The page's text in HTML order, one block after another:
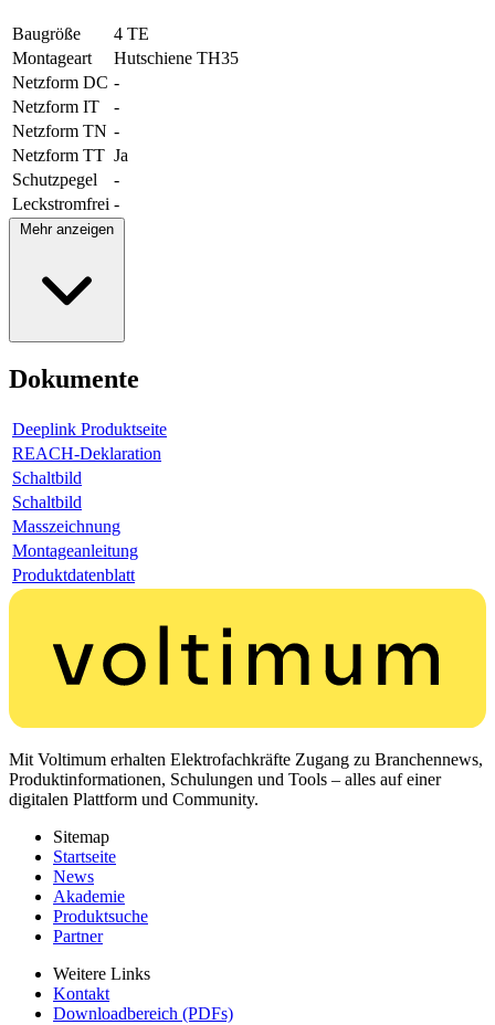
Baugröße
4 TE
Montageart
Hutschiene TH35
Netzform DC -
Netzform IT
-
Netzform TN -
Netzform TT Ja
Schutzpegel
-
Leckstromfrei -
Mehr anzeigen
Dokumente
Deeplink Produktseite
REACH-Deklaration
Schaltbild
Schaltbild
Masszeichnung
Montageanleitung
Produktdatenblatt
Mit Voltimum erhalten Elektrofachkräfte Zugang zu Branchennews,
Produktinformationen, Schulungen und Tools – alles auf einer
digitalen Plattform und Community.
Sitemap
Startseite
News
Akademie
Produktsuche
Partner
Weitere Links
Kontakt
Downloadbereich (PDFs)